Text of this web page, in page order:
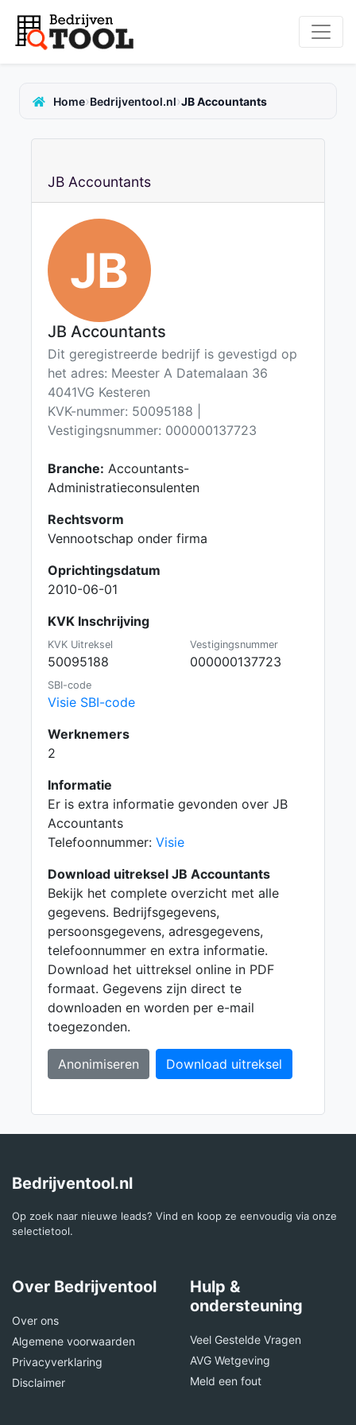
Home›Bedrijventool.nl›JB Accountants
JB Accountants
JB
JB Accountants
Dit geregistreerde bedrijf is gevestigd op
het adres: Meester A Datemalaan 36
4041VG Kesteren
KVK-nummer: 50095188 |
Vestigingsnummer: 000000137723
Branche: Accountants-
Administratieconsulenten
Rechtsvorm
Vennootschap onder firma
Oprichtingsdatum
2010-06-01
KVK Inschrijving
KVK Uitreksel
50095188
Vestigingsnummer
000000137723
SBI-code
Visie SBI-code
Werknemers
2
Informatie
Er is extra informatie gevonden over JB
Accountants
Telefoonnummer: Visie
Download uitreksel JB Accountants
Bekijk het complete overzicht met alle
gegevens. Bedrijfsgegevens,
persoonsgegevens, adresgegevens,
telefoonnummer en extra informatie.
Download het uittreksel online in PDF
formaat. Gegevens zijn direct te
downloaden en worden per e-mail
toegezonden.
Anonimiseren Download uitreksel
Bedrijventool.nl
Op zoek naar nieuwe leads? Vind en koop ze eenvoudig via onze
selectietool.
Over Bedrijventool
Over ons
Algemene voorwaarden
Privacyverklaring
Disclaimer
Hulp &
ondersteuning
Veel Gestelde Vragen
AVG Wetgeving
Meld een fout